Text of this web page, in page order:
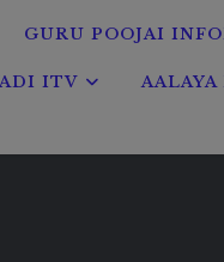
GURU POOJAI
ITV